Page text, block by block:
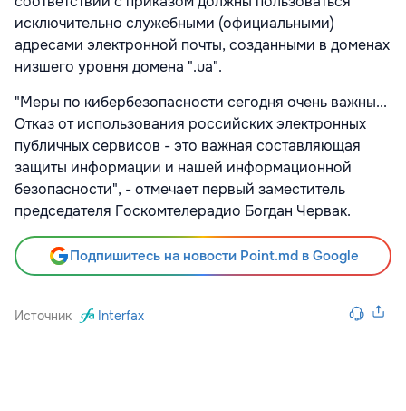
исключительно служебными (официальными)
адресами электронной почты, созданными в доменах
низшего уровня домена ".ua".
"Меры по кибербезопасности сегодня очень важны...
Отказ от использования российских электронных
публичных сервисов - это важная составляющая
защиты информации и нашей информационной
безопасности", - отмечает первый заместитель
председателя Госкомтелерадио Богдан Червак.
Подпишитесь на новости Point.md в Google
Источник Interfax